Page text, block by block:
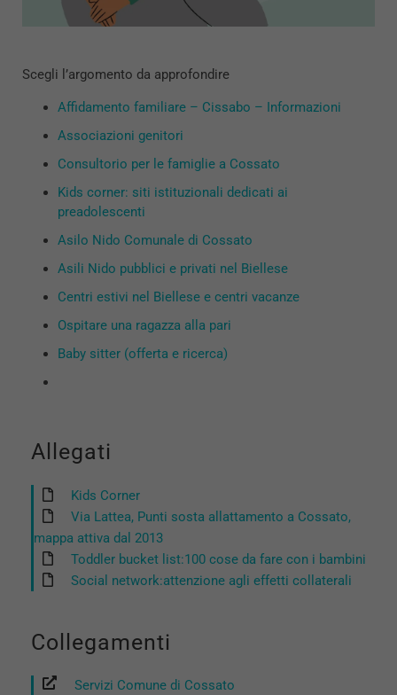
Scegli l’argomento da approfondire
Affidamento familiare – Cissabo – Informazioni
Associazioni genitori
Consultorio per le famiglie a Cossato
Kids corner: siti istituzionali dedicati ai
preadolescenti
Asilo Nido Comunale di Cossato
Asili Nido pubblici e privati nel Biellese
Centri estivi nel Biellese e centri vacanze
Ospitare una ragazza alla pari
Baby sitter (offerta e ricerca)
Allegati
Kids Corner
Via Lattea, Punti sosta allattamento a Cossato,
mappa attiva dal 2013
Toddler bucket list:100 cose da fare con i bambini
Social network:attenzione agli effetti collaterali
Collegamenti
Servizi Comune di Cossato